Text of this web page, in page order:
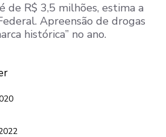
de R$ 3,5 milhões, estima a
Apreensão de drogas
histórica” no ano.